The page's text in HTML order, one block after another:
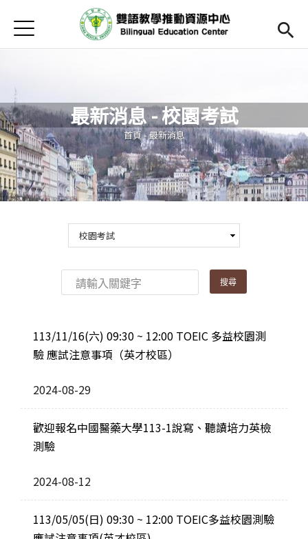
首頁
Open submenu (關於中心)
關於中心
最新消息
Open submenu (教師專區)
教師專區
Open submenu (學生專區)
學生專區
Open submenu (語文研習與活動)
語文研習與活動
(link is external)
Jump to Navigation
Jump to Main content
最新消息 - 校園考試
您在這裡
首頁-最新消息
113/11/16(六) 09:30 ~ 12:00 TOEIC 多益校園測
驗 應試注意事項（英才校區）
2024-08-29
歡迎報名中國醫藥大學113-1說寫、聽讀培力英檢
測驗
2024-08-12
113/05/05(日) 09:30 ~ 12:00 TOEIC多益校園測驗